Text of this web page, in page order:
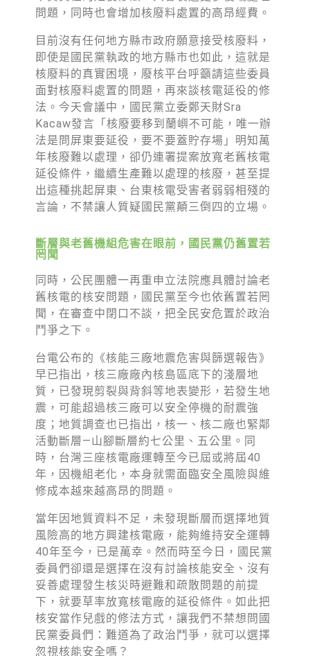
問題，同時也會增加核廢料處置的高昂經費。
目前沒有任何地方縣市政府願意接受核廢料，
即使是國民黨執政的地方縣市也如此，這就是
核廢料的真實困境，廢核平台呼籲請這些委員
面對核廢料處置的問題，再來談核電延役的修
法。今天會議中，國民黨立委鄭天財Sra
Kacaw發言「核廢要移到蘭嶼不可能，唯一辦
法是問屏東要延役，要不要蓋貯存場」明知萬
年核廢難以處理，卻仍連署提案放寬老舊核電
延役條件，繼續生產難以處理的核廢，甚至提
出這種挑起屏東、台東核電受害者弱弱相殘的
言論，不禁讓人質疑國民黨顛三倒四的立場。
斷層與老舊機組危害在眼前，國民黨仍舊置若
罔聞
同時，公民團體一再重申立法院應具體討論老
舊核電的核安問題，國民黨至今也依舊置若罔
聞，在審查中閉口不談，把全民安危置於政治
鬥爭之下。
台電公布的《核能三廠地震危害與篩選報告》
早已指出，核三廠廠內核島區底下的淺層地
質，已發現剪裂與背斜等地表變形，若發生地
震，可能超過核三廠可以安全停機的耐震強
度；地質調查也已指出，核一、核二廠也緊鄰
活動斷層—山腳斷層約七公里、五公里。同
時，台灣三座核電廠運轉至今已屆或將屆40
年，因機組老化，本身就需面臨安全風險與維
修成本越來越高昂的問題。
當年因地質資料不足，未發現斷層而選擇地質
風險高的地方興建核電廠，能夠維持安全運轉
40年至今，已是萬幸。然而時至今日，國民黨
委員們卻還是選擇在沒有討論核能安全、沒有
妥善處理發生核災時避難和疏散問題的前提
下，就要草率放寬核電廠的延役條件。如此把
核安當作兒戲的修法方式，讓我們不禁想問國
民黨委員們：難道為了政治鬥爭，就可以選擇
忽視核能安全嗎？